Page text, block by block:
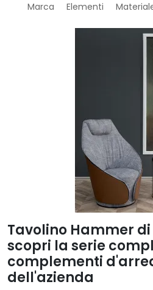
Marca Elementi
Tavolino Hammer di
scopri la serie
complementi
dell'azienda